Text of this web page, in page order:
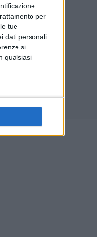
per
tue
dati personali
si
qualsiasi